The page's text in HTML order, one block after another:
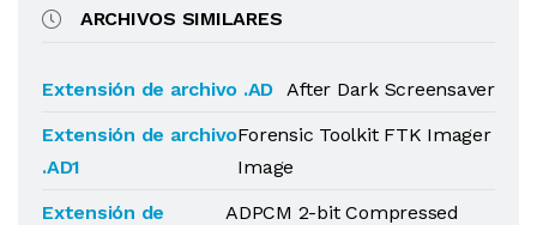
ARCHIVOS SIMILARES
Extensión de archivo .AD After Dark Screensaver
Extensión de archivo
.AD1
Forensic Toolkit FTK Imager
Image
Extensión de
ADPCM 2-bit Compressed